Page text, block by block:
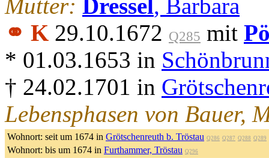
Mutter: Dressel, Barbara
⚭ K 29.10.1672 Q285 mit
* 01.03.1653 in
† 24.02.1701 in
Lebensphasen von Bauer,
Wohnort: seit um 1674 in Grötschenreuth b. Tröstau Q286 Q287 Q288 Q289
Wohnort: bis um 1674 in Furthammer, Tröstau Q296